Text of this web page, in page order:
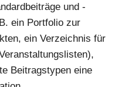
und -
ein Portfolio zur
ein Verzeichnis für
Beitragstypen eine